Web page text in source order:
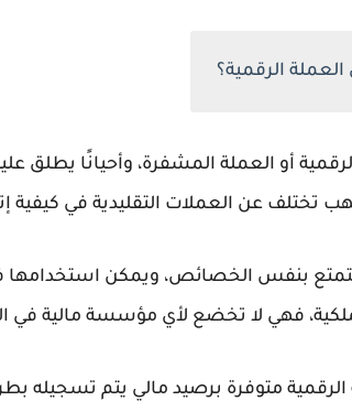
الرقمية؟
أو العملة المشفرة، وأحيانًا يطلق
تختلف عن العملات التقليدية في كيفية
تتمتع بنفس الخصائص، ويمكن استخدامها
فهي لا تخضع لأي مؤسسة مالية في
الرقمية متوفرة برصيد مالي يتم تسجيله